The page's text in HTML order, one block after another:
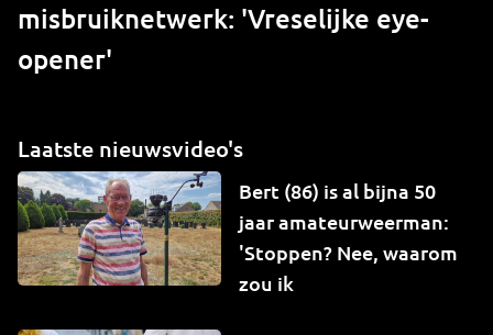
misbruiknetwerk: 'Vreselijke eye-
opener'
Laatste nieuwsvideo's
Bert (86) is al bijna 50
jaar amateurweerman:
'Stoppen? Nee, waarom
zou ik